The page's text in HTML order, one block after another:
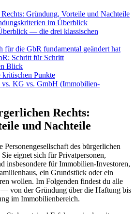
Gründung, Vorteile und Nachteile
im Überblick
— die drei klassischen
für die GbR fundamental geändert hat
Schritt für Schritt
Blick
Punkte
KG vs. GmbH (Immobilien-
Rechts:
und Nachteile
des bürgerlichen
eignet sich für Privatpersonen,
insbesondere für Immobilien-Investoren,
ein Grundstück oder ein
wollen. Im Folgenden findest du alle
von der Gründung über die Haftung bis
im Immobilienbereich.